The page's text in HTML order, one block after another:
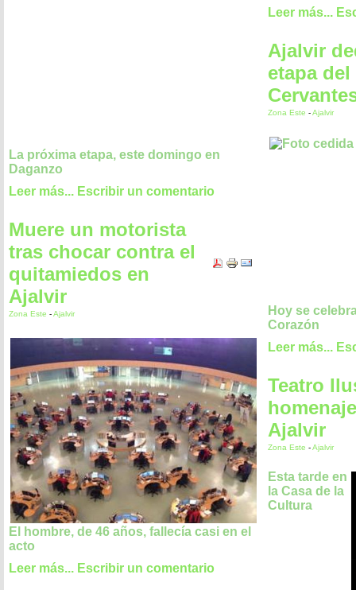
La próxima etapa, este domingo en
Daganzo
Leer más... Escribir un comentario
Muere un motorista
tras chocar contra el
quitamiedos en
Ajalvir
Zona Este -Ajalvir
El hombre, de 46 años, fallecía casi en el
acto
Leer más... Escribir un comentario
Leer más...
Ajalvir
etapa
Zona Este -Ajalvir
Hoy se
Corazón
Leer más...
Teatro
Ajalvir
Zona Este -Ajalvir
Esta tarde en
la Casa de la
Cultura